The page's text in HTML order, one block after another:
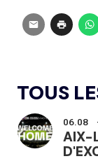
TOUS
06.08
AIX-